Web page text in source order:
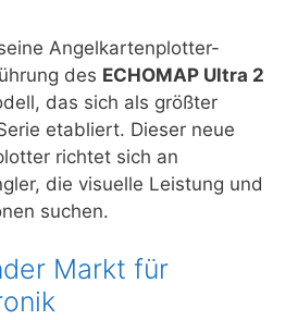
Angelkartenplotter-
des ECHOMAP Ultra 2
das sich als größter
etabliert. Dieser neue
richtet sich an
die visuelle Leistung und
suchen.
Markt für